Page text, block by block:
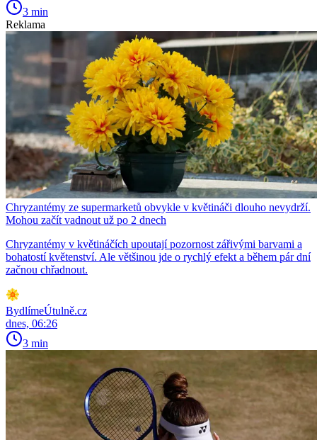
3 min
Reklama
Chryzantémy ze supermarketů obvykle v květináči dlouho nevydrží.
Mohou začít vadnout už po 2 dnech
Chryzantémy v květináčích upoutají pozornost zářivými barvami a
bohatostí květenství. Ale většinou jde o rychlý efekt a během pár dní
začnou chřadnout.
BydlímeÚtulně.cz
dnes, 06:26
3 min